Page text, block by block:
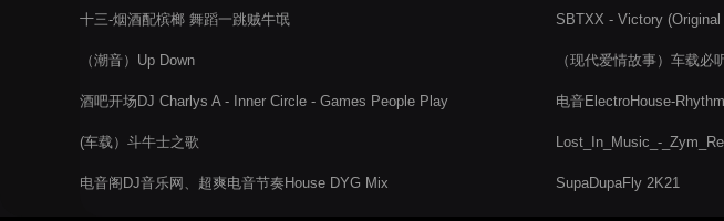
十三-烟酒配槟榔 舞蹈一跳贼牛氓
（潮音）Up Down
酒吧开场DJ Charlys A - Inner Circle - Games People Play
(车载）斗牛士之歌
电音阁DJ音乐网、超爽电音节奏House DYG Mix
SBTXX - Victory
（现代爱情故事）车载必
电音ElectroHouse-
Lost_In_Music_-
SupaDupaFly 2K21